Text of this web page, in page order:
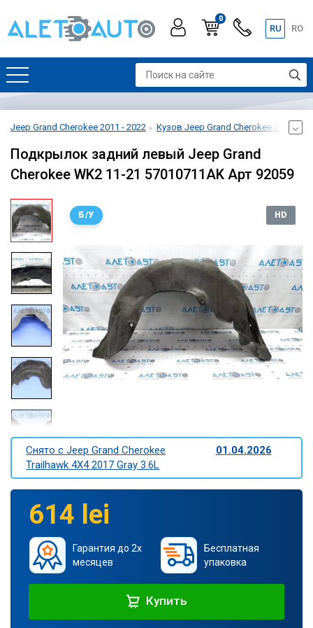
0
RU RO
Jeep Grand Cherokee 2011 - 2022 Кузов Jeep Grand Cherokee 2011 -
Подкрылок задний левый Jeep Grand
Cherokee WK2 11-21 57010711AK Арт 92059
Б/У HD
Снято c Jeep Grand Cherokee
Trailhawk 4X4 2017 Gray 3.6L
01.04.2026
614 lei
Гарантия до 2х
месяцев
Бесплатная
упаковка
Купить